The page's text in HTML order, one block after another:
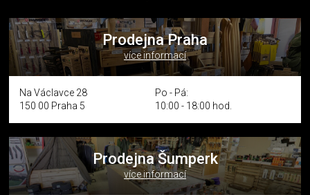
Prodejna Praha
více informací
Na Václavce 28
150 00 Praha 5
Po - Pá:
10:00 - 18:00 hod.
Prodejna Šumperk
více informací